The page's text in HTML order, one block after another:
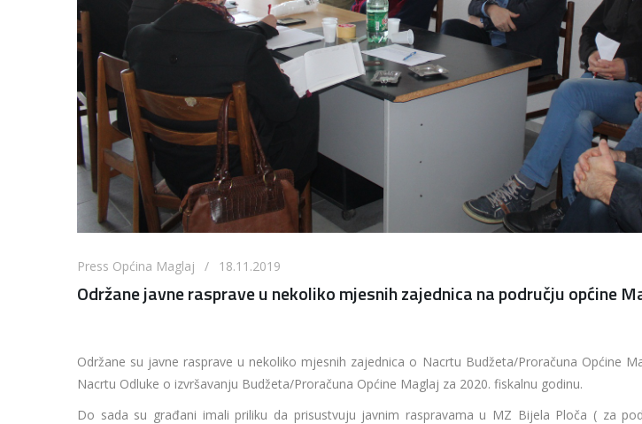
Press Općina Maglaj / 18.11.2019
Održane javne rasprave u nekoliko mjesnih zajednica na području općine
Održane su javne rasprave u nekoliko mjesnih zajednica o Nacrtu Budžeta/Proračuna Općine
Nacrtu Odluke o izvršavanju Budžeta/Proračuna Općine Maglaj za 2020. fiskalnu godinu.
Do sada su građani imali priliku da prisustvuju javnim raspravama u MZ Bijela Ploča ( za